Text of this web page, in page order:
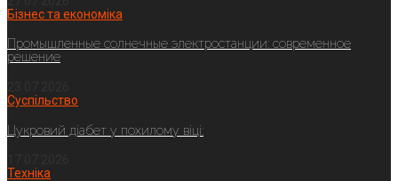
Бізнес та економіка
Промышленные солнечные электростанции: современное
решение
Суспільство
Цукровий діабет у похилому віці:
Техніка